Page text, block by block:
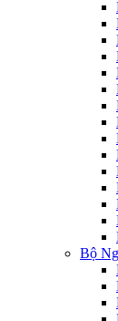
Bộ